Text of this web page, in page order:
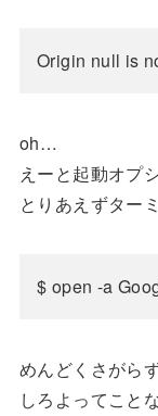
oh…
えーと起動オプ
とりあえずター
めんどくさがら
しろよってこと